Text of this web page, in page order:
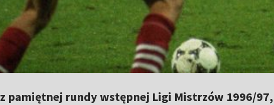
pamiętnej rundy wstępnej Ligi Mistrzów 1996/